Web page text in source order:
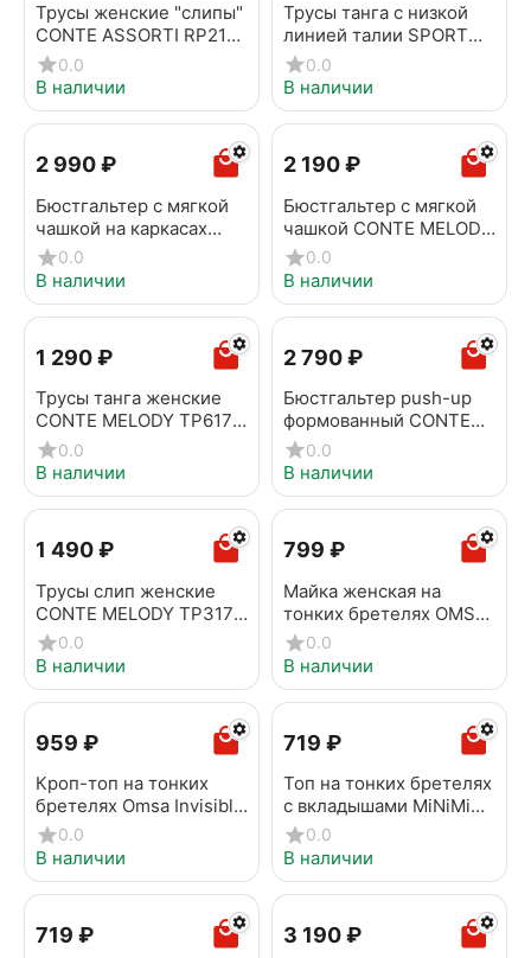
Трусы женские "слипы"
CONTE ASSORTI RP2182
серебристый пион
0.0
В наличии
Трусы танга с низкой
линией талии SPORT
GLAM RP6228 телесный
0.0
В наличии
2 990₽
Бюстгальтер с мягкой
чашкой на каркасах
CONTE FLORA RB6258
черный
0.0
В наличии
2 190₽
Бюстгальтер с мягкой
чашкой CONTE MELODY
TB6223 минерал
0.0
В наличии
1 290₽
Трусы танга женские
CONTE MELODY TP6171
минерал
0.0
В наличии
2 790₽
Бюстгальтер push-up
формованный CONTE
MELODY TB1158 нюд
0.0
В наличии
1 490₽
Трусы слип женские
CONTE MELODY TP3170
нюд0.0
В наличии
‍799‍ ₽
Майка женская на
тонких бретелях OMSA
1221S Soft Avorio
0.0
В наличии
‍959‍ ₽
Кроп-топ на тонких
бретелях Omsa Invisible
1111B Rosa antico
0.0
В наличии
‍719‍ ₽
Топ на тонких бретелях
с вкладышами MiNiMi
1011S French Chic Beige
0.0
В наличии
‍719‍ ₽ 3 190₽